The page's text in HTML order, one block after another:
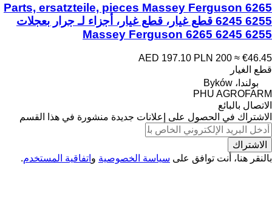
Parts, ersatzteile, pieces Massey Ferguson 6265
6245 6255 قطع غيار، قطع غيار، أجزاء لـ جرار بعجلات
Massey Ferguson 6265 6245 6255
AED 197.10 PLN 200 ≈ €46.45
قطع الغيار
بولندا، Byków
PHU AGROFARM
الاتصال بالبائع
الاشتراك في الحصول على إعلانات جديدة منشورة في هذا القسم
الاشتراك
بالنقر هنا، أنت توافق على سياسة الخصوصية و اتفاقية المستخدم.